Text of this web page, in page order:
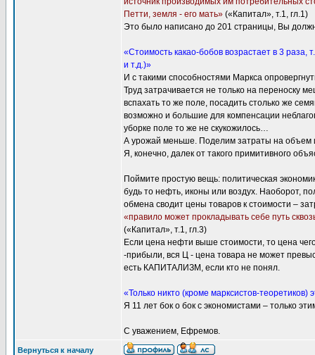
Петти, земля - его мать» («Капитал», т.1, гл.1)
Это было написано до 201 страницы, Вы
«Стоимость какао-бобов возрастает в 3
и т.д.)»
И с такими способностями Маркса
Труд затрачивается не только на переноску
вспахать то же поле, посадить столько же
возможно и большие для компенсации
уборке поле то же не скукожилось…
А урожай меньше. Поделим затраты на объем
Я, конечно, далек от такого примитивного
Поймите простую вещь: политическая
будь то нефть, иконы или воздух. Наоборот,
обмена сводит цены товаров к стоимости –
«правило может прокладывать себе путь
(«Капитал», т.1, гл.3)
Если цена нефти выше стоимости, то цена
-прибыли, вся Ц - цена товара не может
есть КАПИТАЛИЗМ, если кто не понял.
«Только никто (кроме марксистов-
Я 11 лет бок о бок с экономистами – только
С уважением, Ефремов.
Вернуться к началу